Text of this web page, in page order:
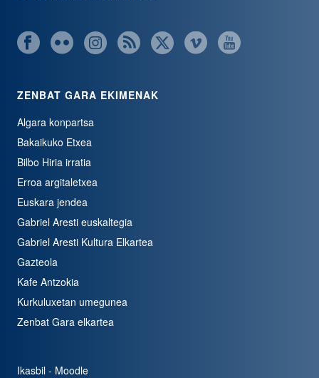
ZENBAT GARA EKIMENAK
Algara konpartsa
Bakaikuko Etxea
Bilbo Hiria irratia
Erroa argitaletxea
Euskara jendea
Gabriel Aresti euskaltegia
Gabriel Aresti Kultura Elkartea
Gazteola
Kafe Antzokia
Kurkuluxetan umegunea
Zenbat Gara elkartea
Ikasbil - Moodle